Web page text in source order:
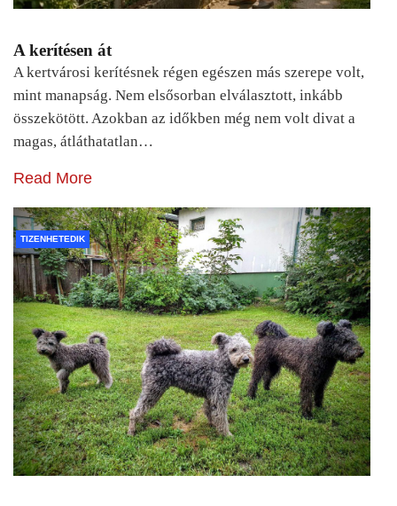
A kerítésen át
A kertvárosi kerítésnek régen egészen más szerepe volt,
mint manapság. Nem elsősorban elválasztott, inkább
összekötött. Azokban az időkben még nem volt divat a
magas, átláthatatlan…
Read More
TIZENHETEDIK